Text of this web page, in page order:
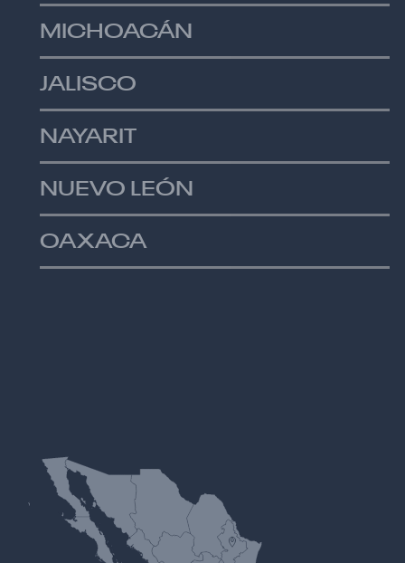
MICHOACÁN
JALISCO
NAYARIT
NUEVO LEÓN
OAXACA